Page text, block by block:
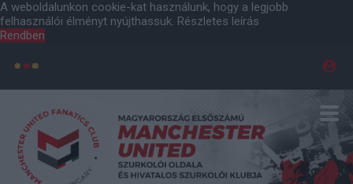
A weboldalunkon cookie-kat használunk, hogy a legjobb
felhasználói élményt nyújthassuk. Részletes leírás
Rendben